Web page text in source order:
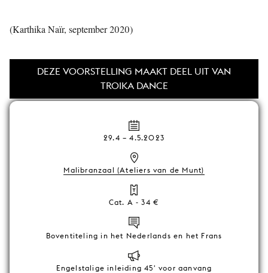
(Karthika Naïr, september 2020)
DEZE VOORSTELLING MAAKT DEEL UIT VAN
TROIKA DANCE
29.4 –4.5.2023
Malibranzaal (Ateliers van de Munt)
Cat. A - 34 €
Boventiteling in het Nederlands en het Frans
Engelstalige inleiding 45' voor aanvang